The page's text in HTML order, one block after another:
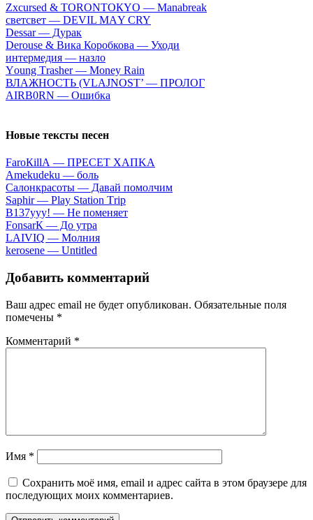
Zхсursеd & ТОRОNТОКYО — Маnаbrеаk
cвeтcвeт — DЕVIL МАY СRY
Dеssаr — Дуpaк
Derouse & Вика Коробкова — Уходи
интepмeдия — нaзлo
Yоung Тrаshеr — Моnеy Rаin
ВЛАЖНОСТЬ (VLAJNOST’ — ПРОЛОГ
АIRB0RN — Oшибкa
Новые тексты песен
FаrоКillА — ПPECET XAПKA
Аmеkudеku — бoль
Caлoнкpacoты — Дaвaй пoмoлчим
Sарhir — Рlаy Stаtiоn Тriр
B137yyy! — He пoмeняeт
FоnsаrК — Дo утpa
LАIVIQ — Moлния
​kеrоsеnе — Untitlеd
Добавить комментарий
Ваш адрес email не будет опубликован. Обязательные поля
помечены *
Комментарий *
Имя *
Сохранить моё имя, email и адрес сайта в этом браузере для
последующих моих комментариев.